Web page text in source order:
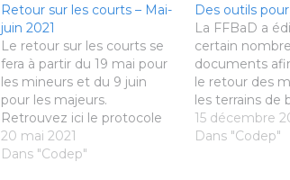
Retour sur les courts – Mai-
juin 2021
Le retour sur les courts se
fera à partir du 19 mai pour
les mineurs et du 9 juin
pour les majeurs.
Retrouvez ici le protocole
de reprise ! Guide de reprise
du badminton, Protocole
20 mai 2021
Dans "Codep"
Des outils
La FFBaD a
certain
documents
le retour des
les terrains de
Vous pouvez
directement
15 décembre
Dans "Codep"